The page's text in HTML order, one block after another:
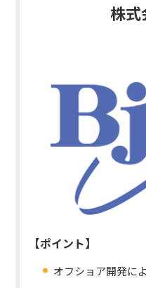
株式
【ポイント】
オフショア開発に